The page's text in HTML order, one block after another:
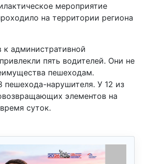
мероприятие
на территории региона
административной
пять водителей. Они не
пешеходам.
нарушителя. У 12 из
элементов на
суток.